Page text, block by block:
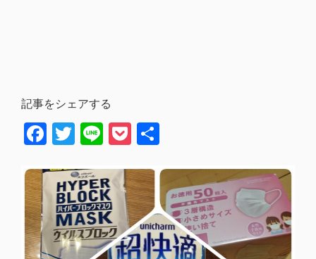
記事をシェアする
Facebook
Twitter
LinePocket